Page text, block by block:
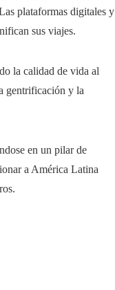
plataformas digitales y
sus viajes.
la calidad de vida al
gentrificación y la
en un pilar de
a América Latina